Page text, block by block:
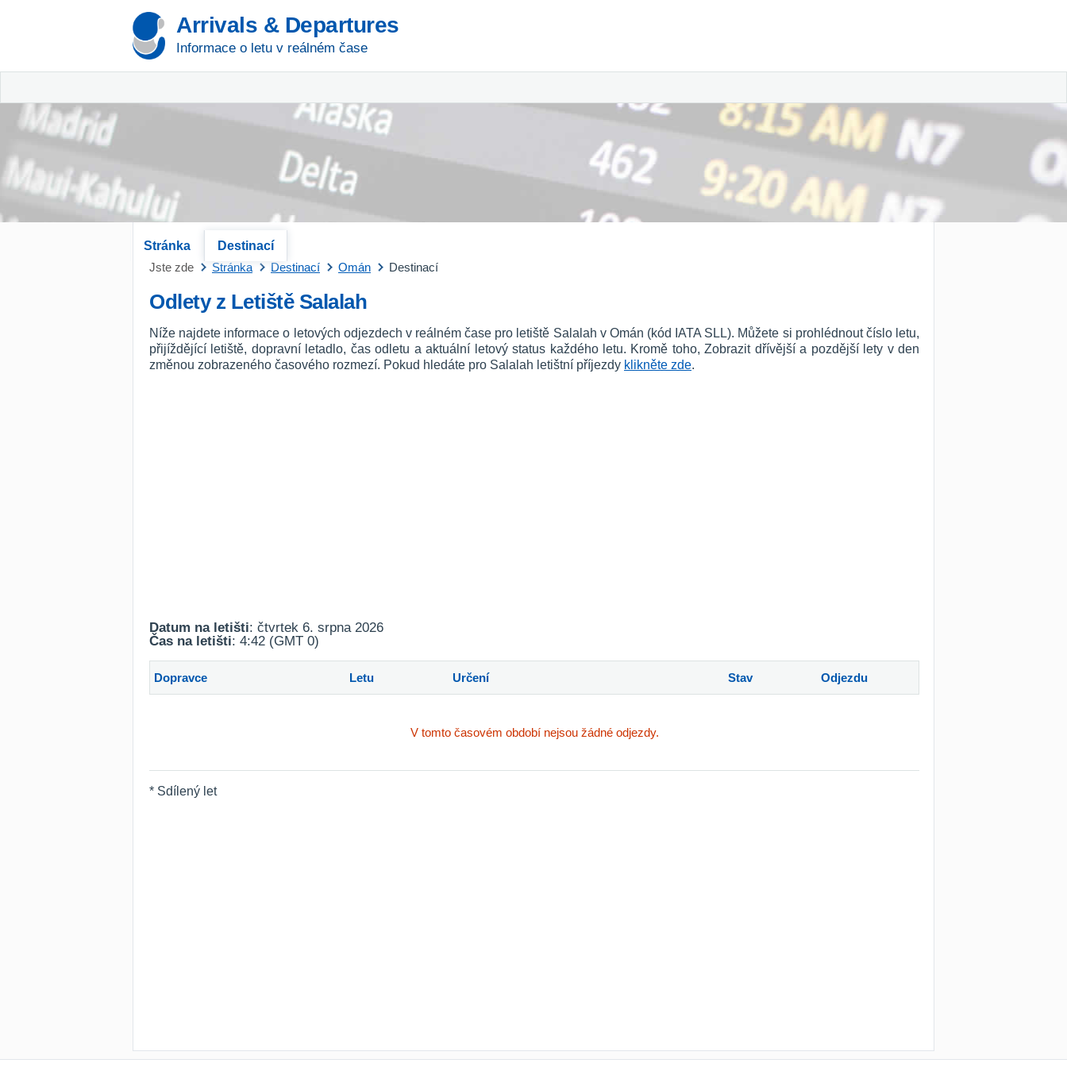
Arrivals & Departures
Informace o letu v reálném čase
Stránka
Destinací
Jste zde
Stránka Destinací Omán Destinací
Odlety z Letiště Salalah
Níže najdete informace o letových odjezdech v reálném čase pro letiště Salalah v Omán (kód IATA SLL). Můžete si prohlédnout číslo letu,
přijíždějící letiště, dopravní letadlo, čas odletu a aktuální letový status každého letu. Kromě toho, Zobrazit dřívější a pozdější lety v den
změnou zobrazeného časového rozmezí. Pokud hledáte pro Salalah letištní příjezdy klikněte zde.
Datum na letišti: čtvrtek 6. srpna 2026
Čas na letišti: 4:42 (GMT 0)
Dopravce Letu Určení Stav Odjezdu
V tomto časovém období nejsou žádné odjezdy.
* Sdílený let